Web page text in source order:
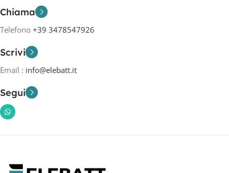
Chiama
Telefono +39 3478547926
Scrivi
Email : info@elebatt.it
Segui